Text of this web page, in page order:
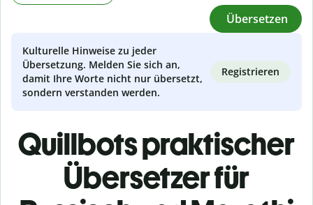
Übersetzen
Kulturelle Hinweise zu jeder
Übersetzung. Melden Sie sich an,
damit Ihre Worte nicht nur übersetzt,
sondern verstanden werden.
Registrieren
Quillbots praktischer
Übersetzer für